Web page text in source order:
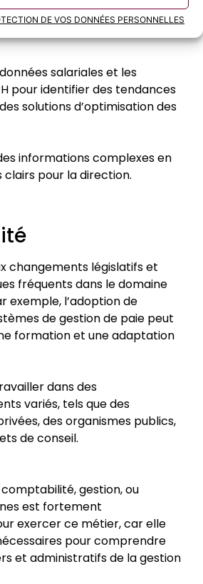
DE VOS DONNÉES PERSONNELLES
et de
salariales et les
pour identifier des tendances
solutions d’optimisation des
informations complexes en
pour la direction.
changements législatifs et
fréquents dans le domaine
exemple, l’adoption de
de gestion de paie peut
formation et une adaptation
dans des
variés, tels que des
des organismes publics,
de conseil.
gestion, ou
est fortement
exercer ce métier, car elle
pour comprendre
et administratifs de la gestion